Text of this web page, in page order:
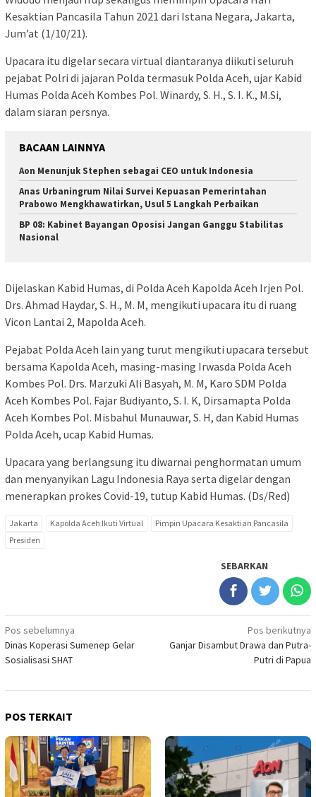
Kesaktian Pancasila Tahun 2021 dari Istana Negara, Jakarta,
Jum’at (1/10/21).
Upacara itu digelar secara virtual diantaranya diikuti seluruh
pejabat Polri di jajaran Polda termasuk Polda Aceh, ujar Kabid
Humas Polda Aceh Kombes Pol. Winardy, S. H., S. I. K., M.Si,
dalam siaran persnya.
BACAAN LAINNYA
Aon Menunjuk Stephen sebagai CEO untuk Indonesia
Anas Urbaningrum Nilai Survei Kepuasan Pemerintahan
Prabowo Mengkhawatirkan, Usul 5 Langkah Perbaikan
BP 08: Kabinet Bayangan Oposisi Jangan Ganggu Stabilitas
Nasional
Dijelaskan Kabid Humas, di Polda Aceh Kapolda Aceh Irjen Pol.
Drs. Ahmad Haydar, S. H., M. M, mengikuti upacara itu di ruang
Vicon Lantai 2, Mapolda Aceh.
Pejabat Polda Aceh lain yang turut mengikuti upacara tersebut
bersama Kapolda Aceh, masing-masing Irwasda Polda Aceh
Kombes Pol. Drs. Marzuki Ali Basyah, M. M, Karo SDM Polda
Aceh Kombes Pol. Fajar Budiyanto, S. I. K, Dirsamapta Polda
Aceh Kombes Pol. Misbahul Munauwar, S. H, dan Kabid Humas
Polda Aceh, ucap Kabid Humas.
Upacara yang berlangsung itu diwarnai penghormatan umum
dan menyanyikan Lagu Indonesia Raya serta digelar dengan
menerapkan prokes Covid-19, tutup Kabid Humas. (Ds/Red)
Jakarta Kapolda Aceh Ikuti Virtual
Pimpin Upacara Kesaktian Pancasila
Presiden
SEBARKAN
Navigasi
pos
Pos sebelumnya
Dinas Koperasi Sumenep Gelar
Sosialisasi SHAT
Pos berikutnya
Ganjar Disambut Drawa dan Putra-
Putri di Papua
POS TERKAIT